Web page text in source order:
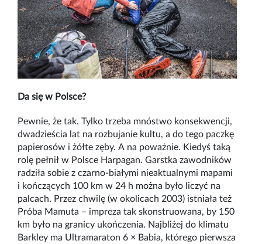
Da się w Polsce?
Pewnie, że tak. Tylko trzeba mnóstwo konsekwencji,
dwadzieścia lat na rozbujanie kultu, a do tego paczkę
papierosów i żółte zęby. A na poważnie. Kiedyś taką
rolę pełnił w Polsce Harpagan. Garstka zawodników
radziła sobie z czarno-białymi nieaktualnymi mapami
i kończących 100 km w 24 h można było liczyć na
palcach. Przez chwilę (w okolicach 2003) istniała też
Próba Mamuta – impreza tak skonstruowana, by 150
km było na granicy ukończenia. Najbliżej do klimatu
Barkley ma Ultramaraton 6 × Babia, którego pierwsza